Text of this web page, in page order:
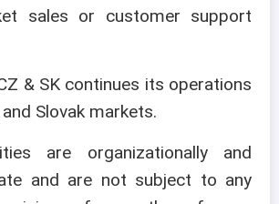
sales or customer support
& SK continues its operations
Slovak markets.
are organizationally and
and are not subject to any